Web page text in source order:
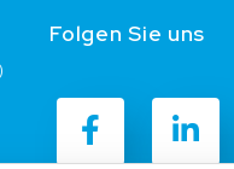
Folgen Sie uns